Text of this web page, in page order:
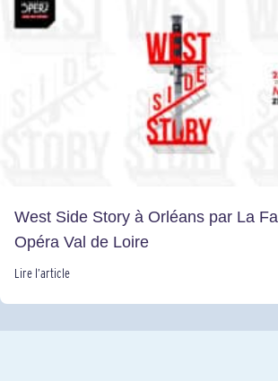
West Side Story à Orléans par La
Opéra Val de Loire
Lire l’article